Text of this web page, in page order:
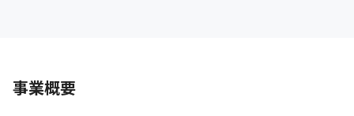
事業概要